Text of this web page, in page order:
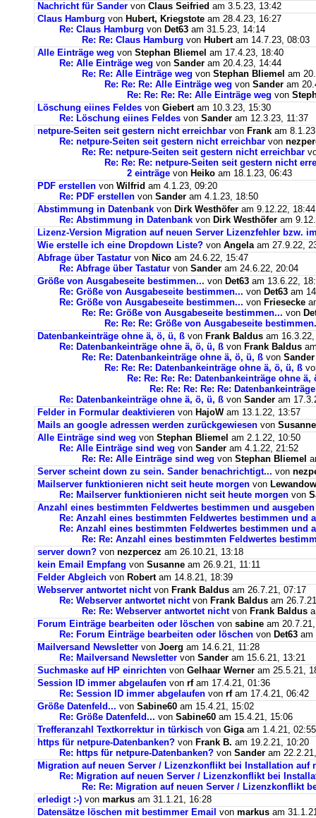
Nachricht für Sander von Claus Seifried am 3.5.23, 13:42
Claus Hamburg von Hubert, Kriegstote am 28.4.23, 16:27
Re: Claus Hamburg von Det63 am 31.5.23, 14:14
Re: Re: Claus Hamburg von Hubertam 14.7.23, 08:03
Alle Einträge weg von Stephan Bliemel am 17.4.23, 18:40
Re: Alle Einträge weg von Sander am 20.4.23, 14:44
Re: Re: Alle Einträge weg von Stephan Bliemel am
Re: Re: Re: Alle Einträge weg von Sander am
Re: Re: Re: Re: Alle Einträge weg von
Löschung eiines Feldes von Giebertam 10.3.23, 15:30
Re: Löschung eiines Feldes von Sander am 12.3.23, 11:37
netpure-Seiten seit gestern nicht erreichbar von Frank am
Re: netpure-Seiten seit gestern nicht erreichbar von
Re: Re: netpure-Seiten seit gestern nicht erreichbar
Re: Re: Re: netpure-Seiten seit gestern nicht
2 einträge von Heiko am 18.1.23, 06:43
PDF erstellen von Wilfrid am 4.1.23, 09:20
Re: PDF erstellen von Sander am 4.1.23, 18:50
Abstimmung in Datenbank von Dirk Westhöfer am 9.12.22, 18:44
Re: Abstimmung in Datenbank von Dirk Westhöfer am
Lizenz-Version Migration auf neuen Server Lizenzfehler bzw.
Wie erstelle ich eine Dropdown Liste? von Angela am 27.9.22,
Abfrage über Tastatur von Nico am 24.6.22, 15:47
Re: Abfrage über Tastatur von Sander am 24.6.22, 20:04
Größe von Ausgabeseite bestimmen... von Det63 am 13.6.22,
Re: Größe von Ausgabeseite bestimmen... von Det63 am
Re: Größe von Ausgabeseite bestimmen... von Friesecke
Re: Re: Größe von Ausgabeseite bestimmen... von
Re: Re: Re: Größe von Ausgabeseite
Datenbankeinträge ohne ä, ö, ü, ß von Frank Baldus am
Re: Datenbankeinträge ohne ä, ö, ü, ß von Frank Baldus
Re: Re: Datenbankeinträge ohne ä, ö, ü, ß von Sander
Re: Re: Re: Datenbankeinträge ohne ä, ö, ü, ß
Re: Re: Re: Re: Datenbankeinträge ohne ä,
Re: Re: Re: Re: Re:
Re: Datenbankeinträge ohne ä, ö, ü, ß von Sander am
Felder in Formular deaktivieren von HajoWam 13.1.22, 13:57
Mails an google adressen werden zurückgewiesen von Susanne
Alle Einträge sind weg von Stephan Bliemel am 2.1.22, 10:50
Re: Alle Einträge sind weg von Sander am 4.1.22, 21:52
Re: Re: Alle Einträge sind weg von Stephan Bliemel
Server scheint down zu sein. Sander benachrichtigt... von
Mailserver funktionieren nicht seit heute morgen von
Re: Mailserver funktionieren nicht seit heute morgen von
Anzahl eines bestimmten Feldwertes bestimmen und ausgeben
Re: Anzahl eines bestimmten Feldwertes bestimmen und
Re: Anzahl eines bestimmten Feldwertes bestimmen und
Re: Re: Anzahl eines bestimmten Feldwertes
server down? von nezpercez am 26.10.21, 13:18
kein Email Empfang von Susanne am 26.9.21, 11:11
Felder Abgleich von Robertam 14.8.21, 18:39
Webserver antwortet nichtvon Frank Baldus am 26.7.21, 07:17
Re: Webserver antwortet nichtvon Frank Baldus am
Re: Re: Webserver antwortet nichtvon Frank Baldus
Forum Einträge bearbeiten oder löschen von sabine am
Re: Forum Einträge bearbeiten oder löschen von Det63 am
Mailversand Newsletter von Joerg am 14.6.21, 11:28
Re: Mailversand Newsletter von Sander am 15.6.21, 13:21
Suchmaske auf HP einrichten von Gelhaar Werner am 25.5.21,
Session ID immer abgelaufen von rfam 17.4.21, 01:36
Re: Session ID immer abgelaufen von rfam 17.4.21, 06:42
Größe Datenfeld... von Sabine60 am 15.4.21, 15:02
Re: Größe Datenfeld... von Sabine60 am 15.4.21, 15:06
Trefferanzahl Textkorrektur in türkisch von Gigaam 1.4.21, 02:55
https für netpure-Datenbanken? von Frank B. am 19.2.21, 10:20
Re: https für netpure-Datenbanken? von Sander am
Migration auf neuen Server / Lizenzkonflikt bei Installation auf
Re: Migration auf neuen Server / Lizenzkonflikt bei
Re: Re: Migration auf neuen Server / Lizenzkonflikt
erledigt :-) von markus am 31.1.21, 16:28
Datensätze löschen mit bestimmer Email von markus am